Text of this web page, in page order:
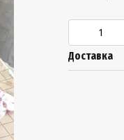
Доставка